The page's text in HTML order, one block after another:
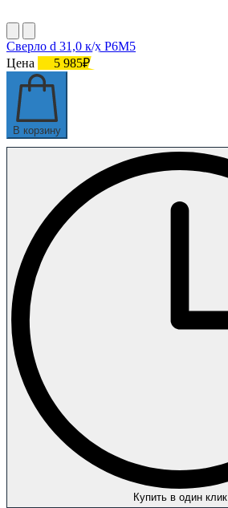
Сверло d 31,0 к/х Р6М5
Цена
5 985₽
В корзину
Купить в один клик